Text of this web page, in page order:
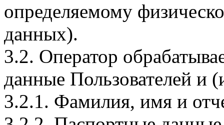
определяемому
данных).
3.2. Оператор
данные Пользователей и
3.2.1. Фамилия, имя и